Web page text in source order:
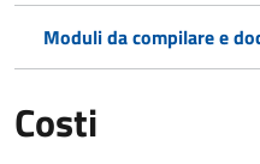
Moduli da compilare e
Costi